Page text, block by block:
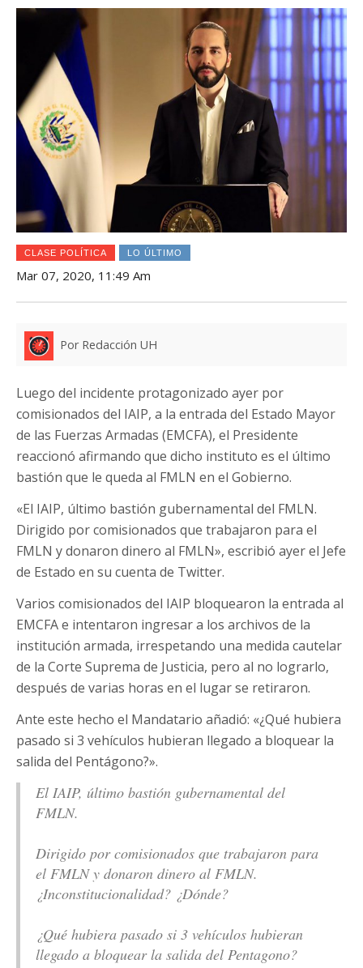
CLASE POLÍTICA LO ÚLTIMO
Mar 07, 2020, 11:49 Am
Por Redacción UH
Luego del incidente protagonizado ayer por
comisionados del IAIP, a la entrada del Estado Mayor
de las Fuerzas Armadas (EMCFA), el Presidente
reaccionó afirmando que dicho instituto es el último
bastión que le queda al FMLN en el Gobierno.
«El IAIP, último bastión gubernamental del FMLN.
Dirigido por comisionados que trabajaron para el
FMLN y donaron dinero al FMLN», escribió ayer el Jefe
de Estado en su cuenta de Twitter.
Varios comisionados del IAIP bloquearon la entrada al
EMCFA e intentaron ingresar a los archivos de la
institución armada, irrespetando una medida cautelar
de la Corte Suprema de Justicia, pero al no lograrlo,
después de varias horas en el lugar se retiraron.
Ante este hecho el Mandatario añadió: «¿Qué hubiera
pasado si 3 vehículos hubieran llegado a bloquear la
salida del Pentágono?».
El IAIP, último bastión gubernamental del
FMLN.
Dirigido por comisionados que trabajaron para
el FMLN y donaron dinero al FMLN.
¿Inconstitucionalidad? ¿Dónde?
¿Qué hubiera pasado si 3 vehículos hubieran
llegado a bloquear la salida del Pentagono?